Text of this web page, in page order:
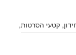
קטעי הסרטות,